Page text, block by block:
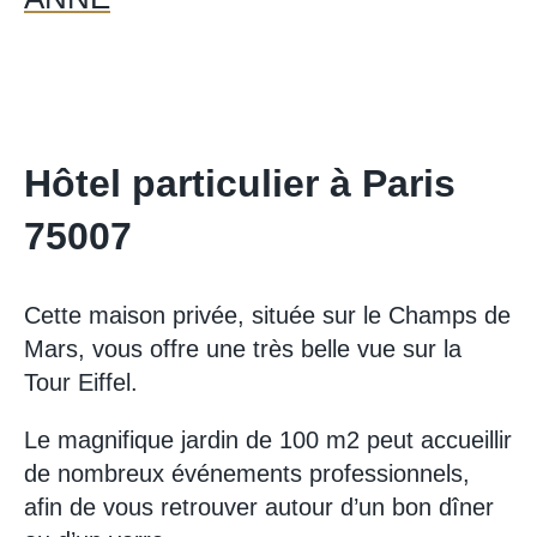
Hôtel particulier à Paris
75007
Cette maison privée, située sur le Champs de
Mars, vous offre une très belle vue sur la
Tour Eiffel.
Le magnifique jardin de 100 m2 peut accueillir
de nombreux événements professionnels,
afin de vous retrouver autour d’un bon dîner